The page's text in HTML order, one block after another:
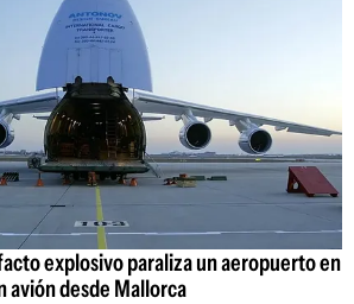
explosivo paraliza un aeropuerto en
avión desde Mallorca